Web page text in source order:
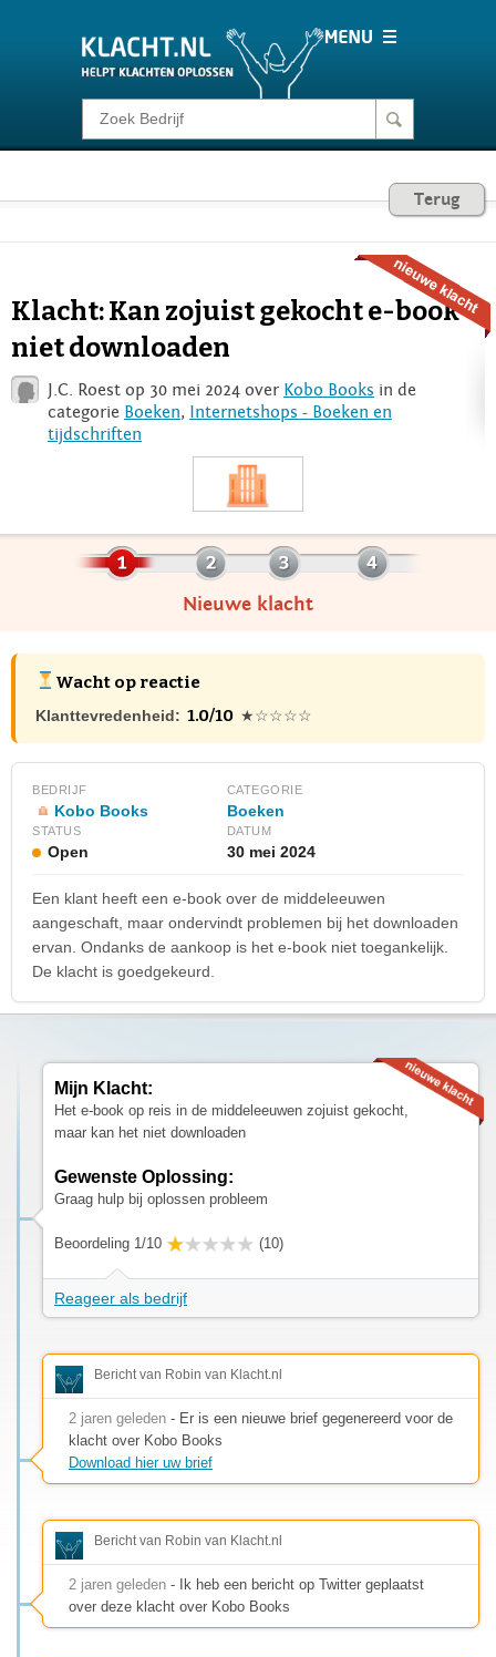
Klacht melden
Consumentenrecht
Voor Bedrijven
Login
Terug
Klacht: Kan zojuist gekocht e-book
niet downloaden
J.C. Roest op 30 mei 2024 over Kobo Books in de
categorie Boeken, Internetshops - Boeken en
tijdschriften
Nieuwe klacht
Wacht op reactie
Klanttevredenheid: 1.0/10 ★☆☆☆☆
BEDRIJF
Kobo Books
CATEGORIE
Boeken
STATUS
Open
DATUM
30 mei 2024
Een klant heeft een e-book over de middeleeuwen
aangeschaft, maar ondervindt problemen bij het downloaden
ervan. Ondanks de aankoop is het e-book niet toegankelijk.
De klacht is goedgekeurd.
Mijn Klacht:
Het e-book op reis in de middeleeuwen zojuist gekocht,
maar kan het niet downloaden
Gewenste Oplossing:
Graag hulp bij oplossen probleem
Beoordeling 1/10 (10)
Reageer als bedrijf
Bericht van Robin van Klacht.nl
2 jaren geleden - Er is een nieuwe brief gegenereerd voor de
klacht over Kobo Books
Download hier uw brief
Bericht van Robin van Klacht.nl
2 jaren geleden - Ik heb een bericht op Twitter geplaatst
over deze klacht over Kobo Books